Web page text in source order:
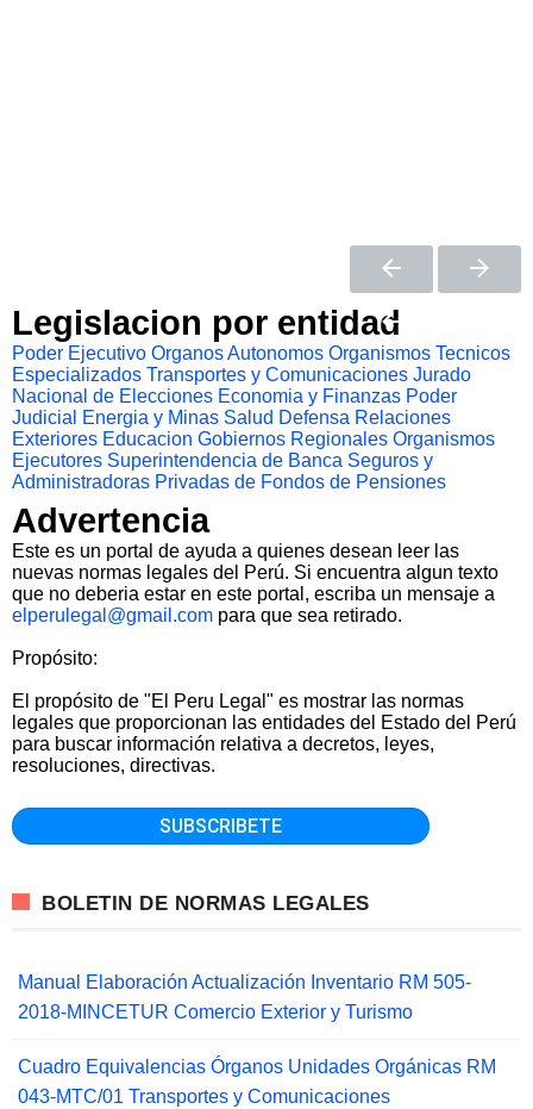
Legislacion por entidad
Poder Ejecutivo Organos Autonomos Organismos Tecnicos
Especializados Transportes y Comunicaciones Jurado
Nacional de Elecciones Economia y Finanzas Poder
Judicial
Energia y Minas Salud Defensa Relaciones
Exteriores Educacion Gobiernos Regionales Organismos
Ejecutores Superintendencia de Banca Seguros y
Administradoras Privadas de Fondos de Pensiones
Advertencia
Este es un portal de ayuda a quienes desean leer las
nuevas normas legales del Perú. Si encuentra algun texto
que no deberia estar en este portal, escriba un mensaje a
elperulegal@gmail.com para que sea retirado.
Propósito:
El propósito de "El Peru Legal" es mostrar las normas
legales que proporcionan las entidades del Estado del Perú
para buscar información relativa a decretos, leyes,
resoluciones, directivas.
BOLETIN DE NORMAS LEGALES
Manual Elaboración Actualización Inventario RM 505-
2018-MINCETUR Comercio Exterior y Turismo
Cuadro Equivalencias Órganos Unidades Orgánicas RM
043-MTC/01 Transportes y Comunicaciones